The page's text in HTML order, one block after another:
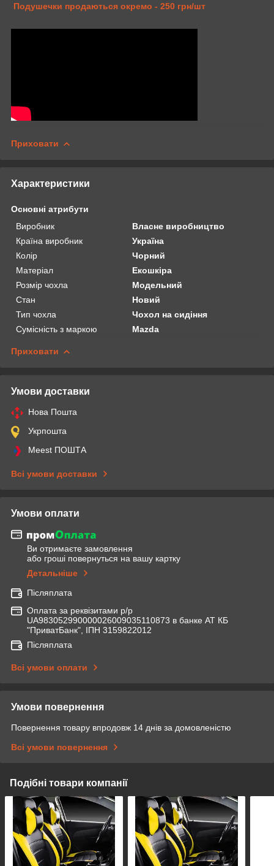
Подушечки продаються окремо - 250 грн/шт
Приховати
Характеристики
Основні атрибути
Виробник
Власне виробництво
Країна виробник
Україна
Колір
Чорний
Матеріал
Екошкіра
Розмір чохла
Модельний
Стан
Новий
Тип чохла
Чохол на сидіння
Сумісність з маркою
Mazda
Приховати
Умови доставки
Нова Пошта
Укрпошта
Meest ПОШТА
Всі умови доставки
Умови оплати
Ви отримаєте замовлення
або гроші повернуться на вашу картку
Детальніше
Післяплата
Оплата за реквізитами р/р
UA983052990000026009035110873 в банке АТ КБ
"ПриватБанк", ІПН 3159822012
Післяплата
Всі умови оплати
Умови повернення
Повернення товару впродовж 14 днів за домовленістю
Всі умови повернення
Подібні товари компанії